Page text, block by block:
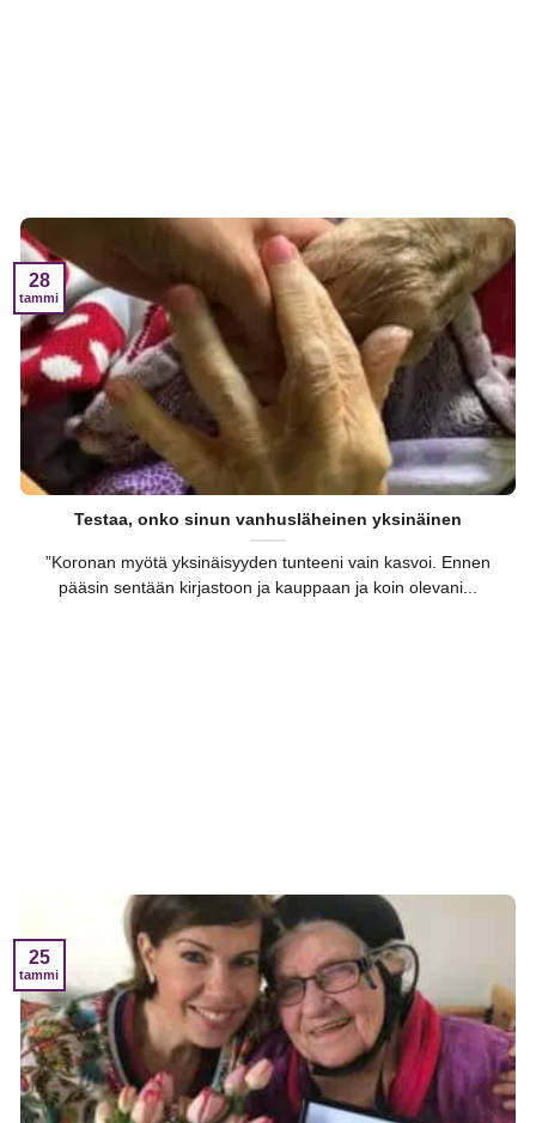
Testaa, onko sinun vanhusläheinen yksinäinen
”Koronan myötä yksinäisyyden tunteeni vain kasvoi. Ennen
pääsin sentään kirjastoon ja kauppaan ja koin olevani...
28
tammi
25
tammi